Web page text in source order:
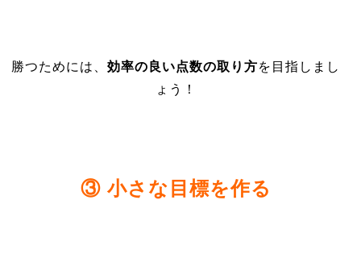
勝つためには、効率の良い点数の取り方を目指しまし
ょう！
③ 小さな目標を作る